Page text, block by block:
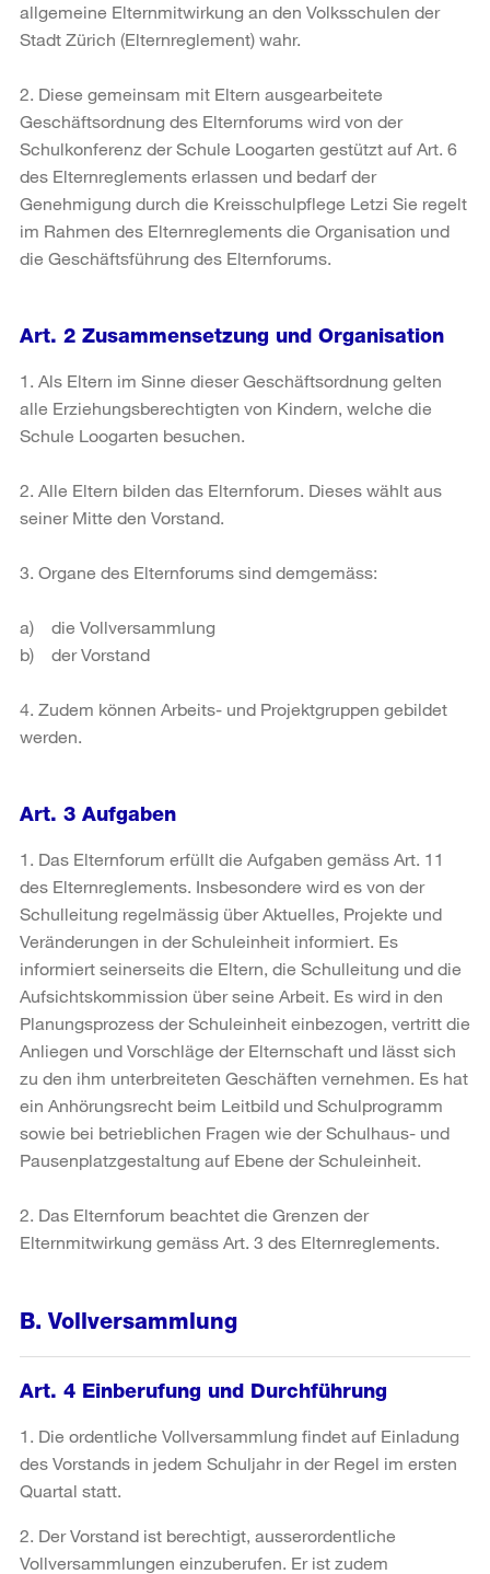
allgemeine Elternmitwirkung an den Volksschulen der
Stadt Zürich (Elternreglement) wahr.
2. Diese gemeinsam mit Eltern ausgearbeitete
Geschäftsordnung des Elternforums wird von der
Schulkonferenz der Schule Loogarten gestützt auf Art. 6
des Elternreglements erlassen und bedarf der
Genehmigung durch die Kreisschulpflege Letzi Sie regelt
im Rahmen des Elternreglements die Organisation und
die Geschäftsführung des Elternforums.
Art. 2 Zusammensetzung und Organisation
1. Als Eltern im Sinne dieser Geschäftsordnung gelten
alle Erziehungsberechtigten von Kindern, welche die
Schule Loogarten besuchen.
2. Alle Eltern bilden das Elternforum. Dieses wählt aus
seiner Mitte den Vorstand.
3. Organe des Elternforums sind demgemäss:
a) die Vollversammlung
b) der Vorstand
4. Zudem können Arbeits- und Projektgruppen gebildet
werden.
Art. 3 Aufgaben
1. Das Elternforum erfüllt die Aufgaben gemäss Art. 11
des Elternreglements. Insbesondere wird es von der
Schulleitung regelmässig über Aktuelles, Projekte und
Veränderungen in der Schuleinheit informiert. Es
informiert seinerseits die Eltern, die Schulleitung und die
Aufsichtskommission über seine Arbeit. Es wird in den
Planungsprozess der Schuleinheit einbezogen, vertritt die
Anliegen und Vorschläge der Elternschaft und lässt sich
zu den ihm unterbreiteten Geschäften vernehmen. Es hat
ein Anhörungsrecht beim Leitbild und Schulprogramm
sowie bei betrieblichen Fragen wie der Schulhaus- und
Pausenplatzgestaltung auf Ebene der Schuleinheit.
2. Das Elternforum beachtet die Grenzen der
Elternmitwirkung gemäss Art. 3 des Elternreglements.
B. Vollversammlung
Art. 4 Einberufung und Durchführung
1. Die ordentliche Vollversammlung findet auf Einladung
des Vorstands in jedem Schuljahr in der Regel im ersten
Quartal statt.
2. Der Vorstand ist berechtigt, ausserordentliche
Vollversammlungen einzuberufen. Er ist zudem